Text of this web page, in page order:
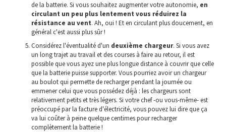
de la batterie. Si vous souhaitez augmenter votre autonomie, en
circulant un peu plus lentement vous réduirez la
résistance au vent. Ah, oui ! Et en circulant plus doucement, en
général c'est aussi plus sûr !
Considérez l'éventualité d'un deuxième chargeur. Si vous avez
un long trajet au travail et des courses à faire au retour, il est
possible que vous ayez une plus longue distance à couvrir que celle
que la batterie puisse supporter. Vous pourriez avoir un chargeur
au boulot qui permette de recharger pendant la journée ou
emmener celui que vous possédez déjà : les chargeurs sont
relativement petits et très légers. Si votre chef -ou vous-même- est
préoccupé par la facture d'électricité, vous pouvez lui dire que ça
va lui coûter à peine quelque centimes pour recharger
complètement la batterie !